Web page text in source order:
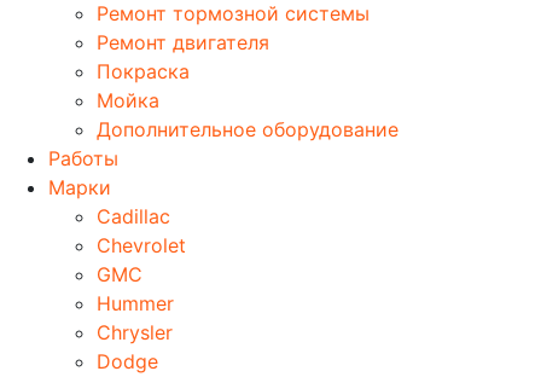
Ремонт тормозной системы
Ремонт двигателя
Покраска
Мойка
Дополнительное оборудование
Работы
Марки
Cadillac
Chevrolet
GMC
Hummer
Chrysler
Dodge